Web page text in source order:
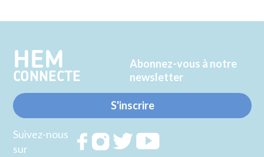
Twitter
Facebook
HEM
CONNECTE
Abonnez-vous à notre
newsletter
S'inscrire
Suivez-nous
sur
RejoignezRejoignezRejoignez